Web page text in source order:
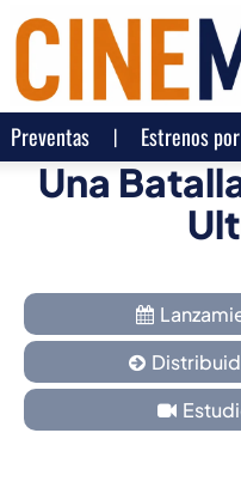
Preventas Estrenos
Una